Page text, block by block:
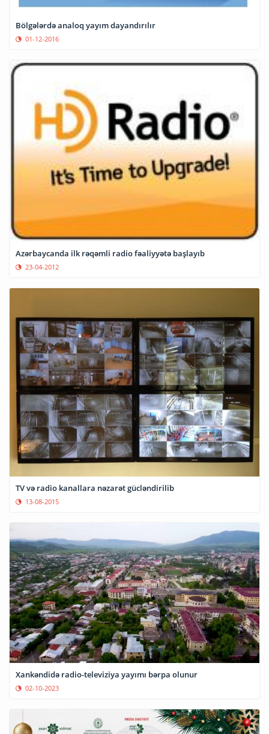
Bölgələrdə analoq yayım dayandırılır
01-12-2016
Azərbaycanda ilk rəqəmli radio fəaliyyətə başlayıb
23-04-2012
TV və radio kanallara nəzarət gücləndirilib
13-08-2015
Xankəndidə radio-televiziya yayımı bərpa olunur
02-10-2023